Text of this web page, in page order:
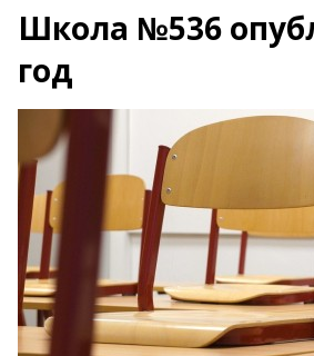
Школа №536
год